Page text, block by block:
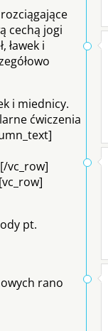
cechą jogi
ławek i
i miednicy.
ćwiczenia
vc_row]
pt.
rano